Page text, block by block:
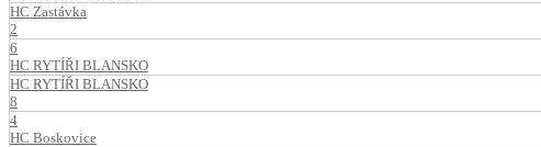
HC Zastávka
2
6
HC RYTÍŘI BLANSKO
HC RYTÍŘI BLANSKO
8
4
HC Boskovice